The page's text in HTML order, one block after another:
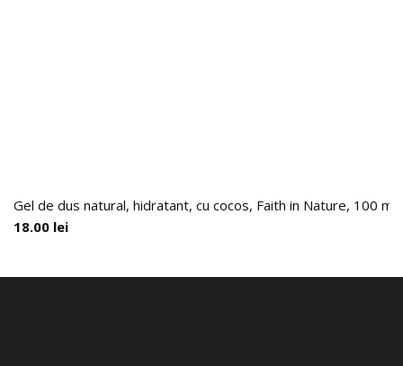
Gel de dus natural, hidratant, cu cocos, Faith in Nature, 100 ml
18.00 lei